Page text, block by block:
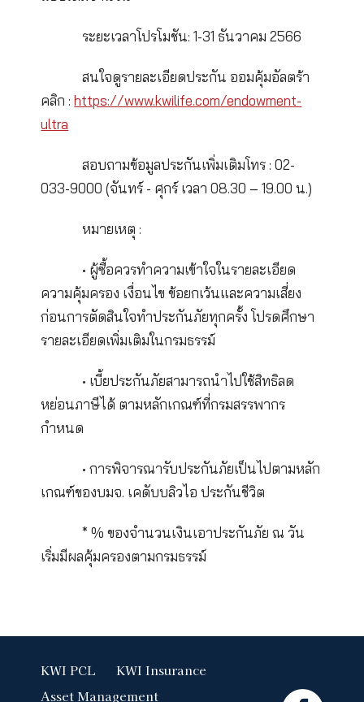
มีเป้าหมายการเงินที่ชัดเจน เลือกออม
การวางแผนทางการเงินที่ดีไม่จำเป็นต้
ออมเงินหรือออมมาได้สักพัก อยากสร้างความมั่
ทางการเงินที่มากกว่าเดิม ลองนำทฤษฎีกระปุก
ทรายหรือเลือกออมกับออมคุ้มอัลตร้า ออมคุ้มก
คืนคุ้มไว แถมหมดกังวลใจได้ด้วยผลตอบแทน
3 เดือนพร้อมบัตรกำนัลเซ็นทรัล 3,000 บาท ห
รับบัตรกำนัลเซ็นทรัลสูงสุด 4,000 บาทเมื่อชำระ
แบบเต็มจำนวน